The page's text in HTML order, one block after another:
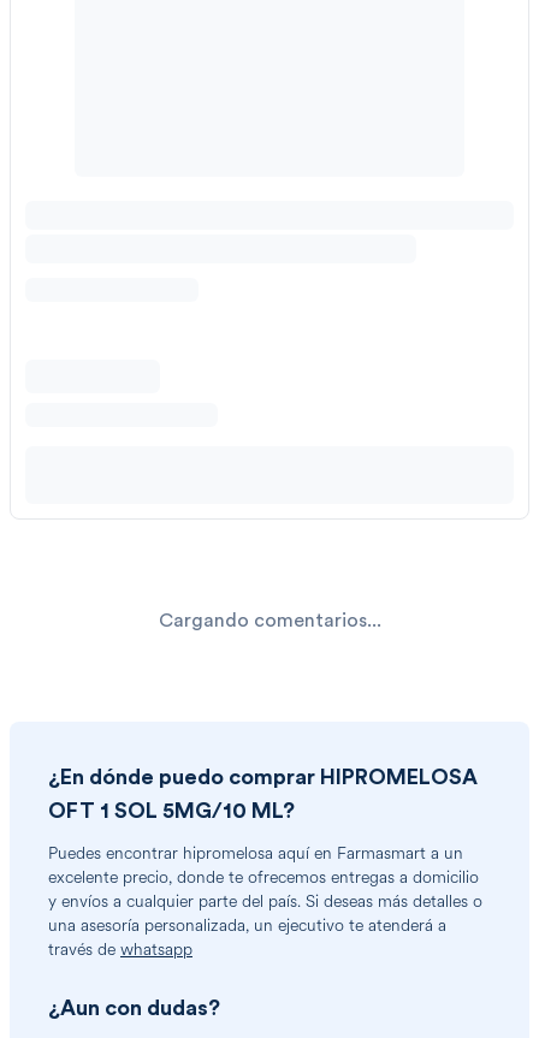
Cargando comentarios...
¿En dónde puedo comprar HIPROMELOSA
OFT 1 SOL 5MG/10 ML?
Puedes encontrar hipromelosa aquí en Farmasmart a un
excelente precio, donde te ofrecemos entregas a domicilio
y envíos a cualquier parte del país. Si deseas más detalles o
una asesoría personalizada, un ejecutivo te atenderá a
través de whatsapp
¿Aun con dudas?